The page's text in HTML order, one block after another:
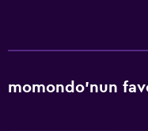
momondo'nun